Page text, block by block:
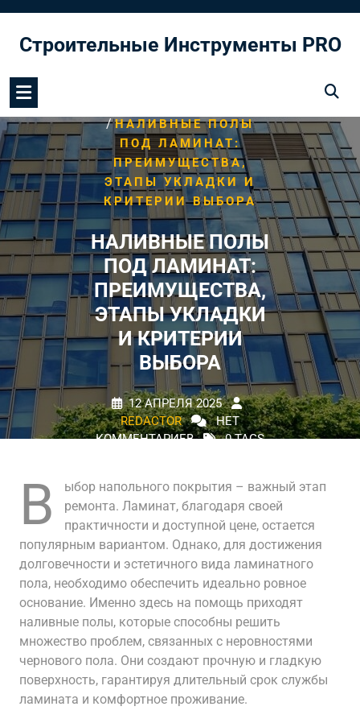
содержимому
Строительные Инструменты PRO
/НАЛИВНЫЕ ПОЛЫ
ПОД ЛАМИНАТ:
ПРЕИМУЩЕСТВА,
ЭТАПЫ УКЛАДКИ И
КРИТЕРИИ ВЫБОРА
НАЛИВНЫЕ ПОЛЫ
ПОД ЛАМИНАТ:
ПРЕИМУЩЕСТВА,
ЭТАПЫ УКЛАДКИ
И КРИТЕРИИ
ВЫБОРА
12 АПРЕЛЯ 2025
REDACTOR
НЕТ
КОММЕНТАРИЕВ
0 TAGS
В
ыбор напольного покрытия – важный этап
ремонта. Ламинат, благодаря своей
практичности и доступной цене, остается
популярным вариантом. Однако, для достижения
долговечности и эстетичного вида ламинатного
пола, необходимо обеспечить идеально ровное
основание. Именно здесь на помощь приходят
наливные полы, которые способны решить
множество проблем, связанных с неровностями
чернового пола. Они создают прочную и гладкую
поверхность, гарантируя длительный срок службы
ламината и комфортное проживание.